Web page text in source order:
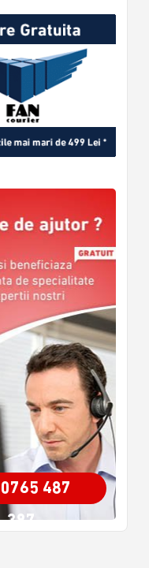
0765 487
387